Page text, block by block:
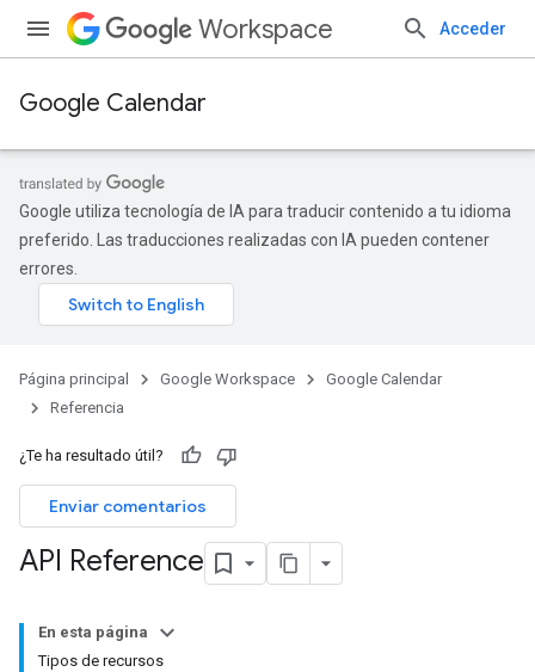
Workspace Acceder
Google Calendar
Google utiliza tecnología de IA para traducir contenido a tu idioma
preferido. Las traducciones realizadas con IA pueden contener
errores.
Página principal Google Workspace
Google Calendar
Referencia
¿Te ha resultado útil?
Enviar comentarios
API Reference
En esta página
Tipos de recursos